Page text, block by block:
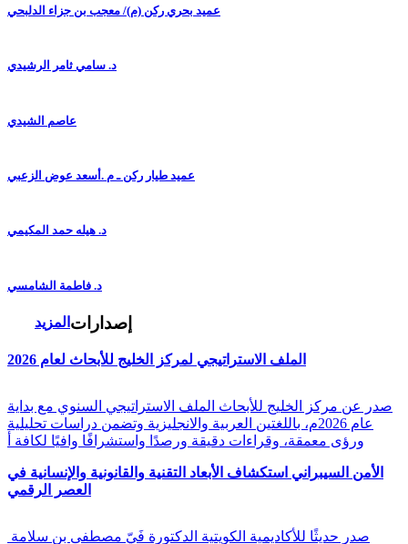
عميد بحري ركن (م)/ معجب بن جزاء الدلبحي
د. سامي ثامر الرشيدي
عاصم الشيدي
عميد طيار ركن ـ م .أسعد عوض الزعبي
د. هيله حمد المكيمي
د. فاطمة الشامسي
المزيد إصدارات
الملف الاستراتيجي لمركز الخليج للأبحاث لعام 2026
صدر عن مركز الخليج للأبحاث الملف الاستراتيجي السنوي مع بداية
عام 2026م، باللغتين العربية والانجليزية وتضمن دراسات تحليلية
ورؤى معمقة، وقراءات دقيقة ورصدًا واستشرافًا وافيًا لكافة أ
الأمن السيبراني استكشاف الأبعاد التقنية والقانونية والإنسانية في
العصر الرقمي